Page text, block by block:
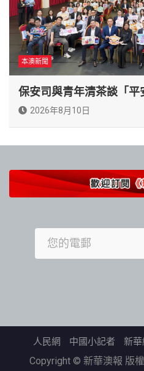
本澳新聞
保安司與青年清茶談「平
2026年8月10日
人民網 中國小記者 新華
Copyright © 新華澳報 版